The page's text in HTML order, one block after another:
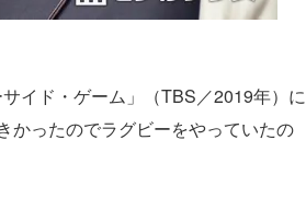
イド・ゲーム」（TBS／2019年）に
かったのでラグビーをやっていたの